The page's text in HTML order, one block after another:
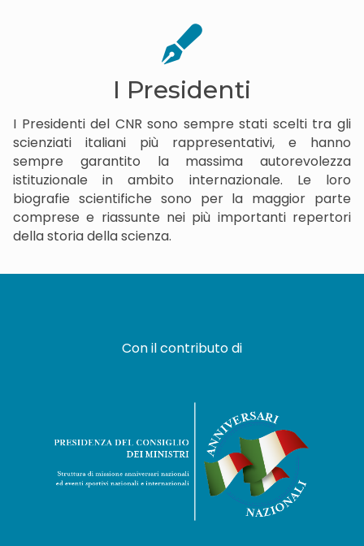
I Presidenti
I Presidenti del CNR sono sempre stati scelti tra gli
scienziati italiani più rappresentativi, e hanno
sempre garantito la massima autorevolezza
istituzionale in ambito internazionale. Le loro
biografie scientifiche sono per la maggior parte
comprese e riassunte nei più importanti repertori
della storia della scienza.
Con il contributo di